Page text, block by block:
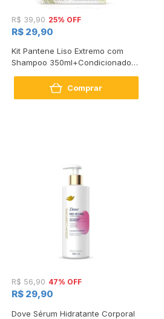
R$ 39,90 25% OFF
R$ 29,90
Kit Pantene Liso Extremo com
Shampoo 350ml+Condicionador
175ml
Comprar
R$ 56,90 47% OFF
R$ 29,90
Dove Sérum Hidratante Corporal